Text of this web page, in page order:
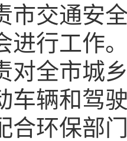
市交通安
进行工作
对全市城
车辆和驾
合环保部